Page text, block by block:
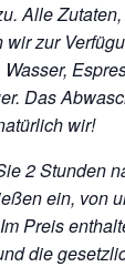
Alle
zur
Das
wir!
2 Stunden
ein, von
Im Preis
die